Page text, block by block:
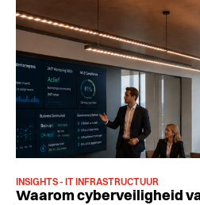
INSIGHTS - IT INFRASTRUCTUUR
Waarom cyberveiligheid